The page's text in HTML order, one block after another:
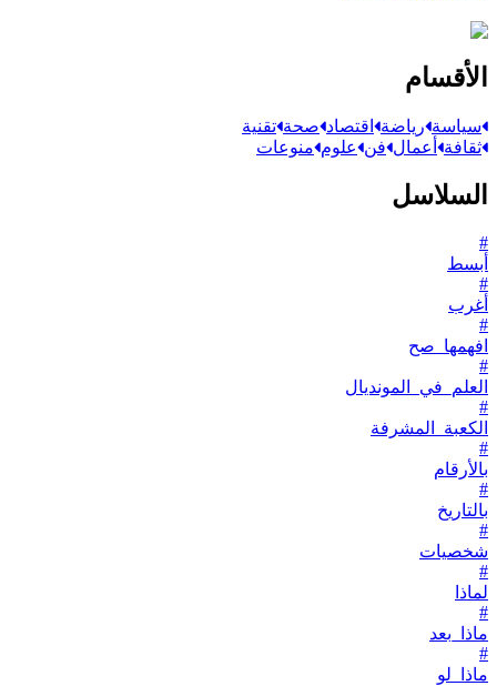
الأقسام
سياسة رياضة اقتصاد صحة تقنية
ثقافة أعمال فن علوم منوعات
السلاسل
#
أبسط
#
أغرب
#
افهمها_صح
#
العلم_في_المونديال
#
الكعبة_المشرفة
#
بالأرقام
#
بالتاريخ
#
شخصيات
#
لماذا
#
ماذا_بعد
#
ماذا_لو